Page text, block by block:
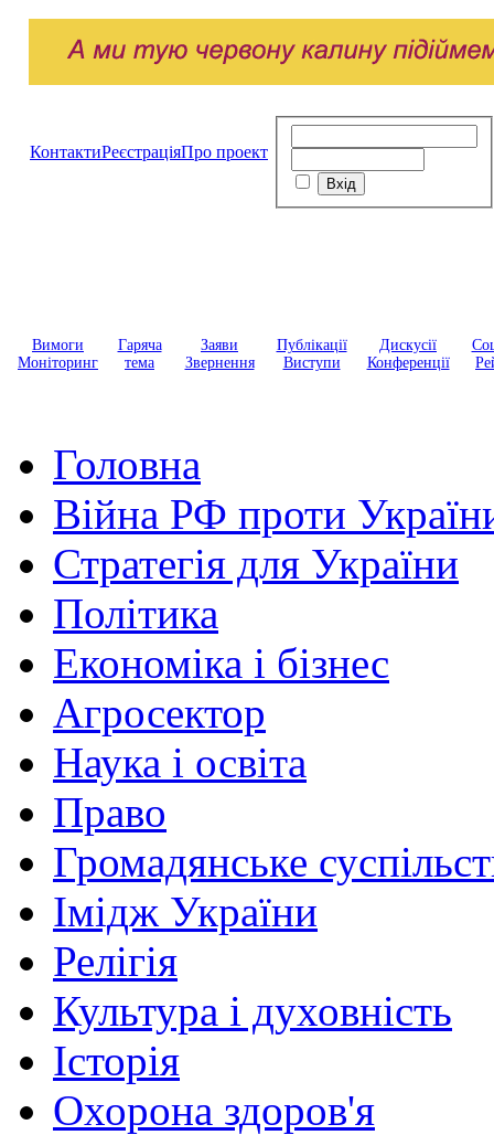
КонтактиРеєстраціяПро проект
Вимоги
Моніторинг
Гаряча
тема
Заяви
Звернення
Публікації
Виступи
Дискусії
Конференції
Головна
Війна РФ проти
Стратегія для України
Політика
Економіка і бізнес
Агросектор
Наука і освіта
Право
Громадянське
Імідж України
Релігія
Культура і духовність
Історія
Охорона здоров'я